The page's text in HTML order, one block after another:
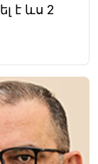
է ևս 2